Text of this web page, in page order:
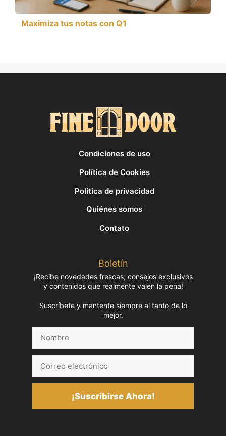
Maximiza tus notas con Q1
Condiciones de uso
Política de Cookies
Política de privacidad
Quiénes somos
Contato
Boletín
¡Recibe novedades frescas, consejos exclusivos
y contenidos que realmente valen la pena!
Suscríbete y mantente siempre al tanto de lo
mejor.
electrónico
¡Suscribirse Ahora!